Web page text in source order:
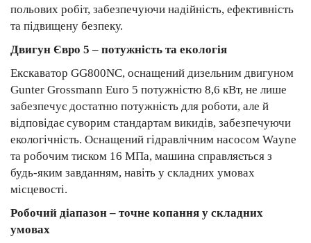
польових робіт, забезпечуючи надійність, ефективність
та підвищену безпеку.
Двигун Євро 5 – потужність та екологія
Екскаватор GG800NC, оснащений дизельним двигуном
Gunter Grossmann Euro 5 потужністю 8,6 кВт, не лише
забезпечує достатню потужність для роботи, але й
відповідає суворим стандартам викидів, забезпечуючи
екологічність. Оснащений гідравлічним насосом Wayne
та робочим тиском 16 МПа, машина справляється з
будь-яким завданням, навіть у складних умовах
місцевості.
Робочий діапазон – точне копання у складних
умовах